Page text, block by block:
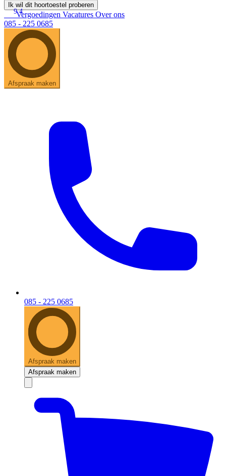
Ik wil dit hoortoestel proberen
9.4
Vergoedingen Vacatures Over ons
085 - 225 0685
Afspraak maken
085 - 225 0685
Afspraak maken
Afspraak maken